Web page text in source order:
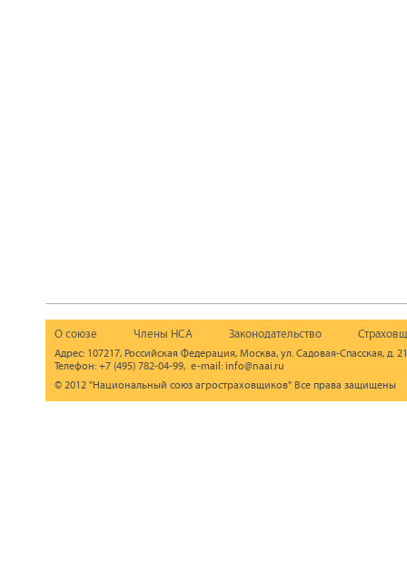
О союзе Члены НСА Законодательство
Адрес: 107217, Российская Федерация, Москва, ул. Садовая-Спасская, д.
Телефон: +7 (495) 782-04-99, e-mail: info@naai.ru
© 2012 "Национальный союз агростраховщиков" Все права защищены